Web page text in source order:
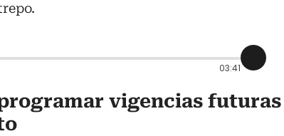
03:41
vigencias futuras